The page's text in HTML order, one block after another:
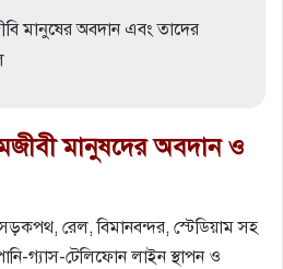
মানুষের অবদান এবং তাদের
মানুষদের অবদান ও
রেল, বিমানবন্দর, স্টেডিয়াম সহ
গ্যাস-টেলিফোন লাইন স্থাপন ও